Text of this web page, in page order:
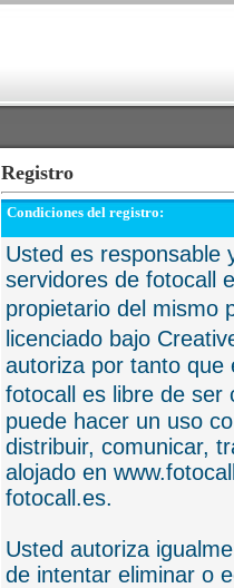
Registro
Condiciones del registro:
Usted es responsable
servidores de fotocall
propietario del mismo
licenciado bajo
autoriza por tanto que
fotocall es libre de
puede hacer un uso
distribuir, comunicar,
alojado en
fotocall.es.
Usted autoriza
de intentar eliminar o